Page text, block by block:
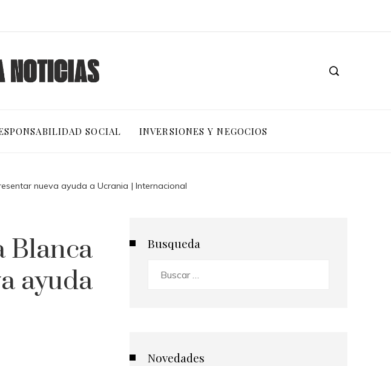
SOCIAL INVERSIONES Y NEGOCIOS
nueva ayuda a Ucrania | Internacional
Blanca
ayuda
Busqueda
Novedades